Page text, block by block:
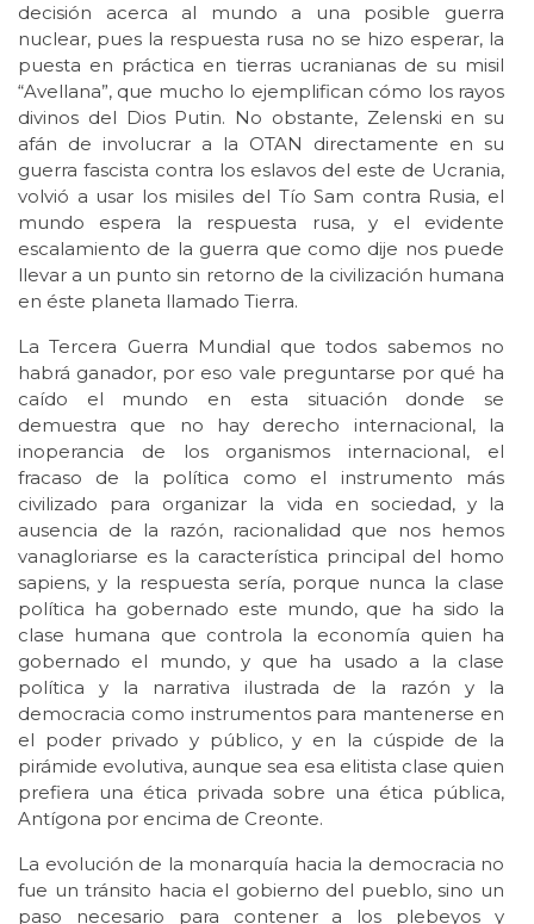
decisión acerca al mundo a una posible guerra
nuclear, pues la respuesta rusa no se hizo esperar, la
puesta en práctica en tierras ucranianas de su misil
“Avellana”, que mucho lo ejemplifican cómo los rayos
divinos del Dios Putin. No obstante, Zelenski en su
afán de involucrar a la OTAN directamente en su
guerra fascista contra los eslavos del este de Ucrania,
volvió a usar los misiles del Tío Sam contra Rusia, el
mundo espera la respuesta rusa, y el evidente
escalamiento de la guerra que como dije nos puede
llevar a un punto sin retorno de la civilización humana
en éste planeta llamado Tierra.
La Tercera Guerra Mundial que todos sabemos no
habrá ganador, por eso vale preguntarse por qué ha
caído el mundo en esta situación donde se
demuestra que no hay derecho internacional, la
inoperancia de los organismos internacional, el
fracaso de la política como el instrumento más
civilizado para organizar la vida en sociedad, y la
ausencia de la razón, racionalidad que nos hemos
vanagloriarse es la característica principal del homo
sapiens, y la respuesta sería, porque nunca la clase
política ha gobernado este mundo, que ha sido la
clase humana que controla la economía quien ha
gobernado el mundo, y que ha usado a la clase
política y la narrativa ilustrada de la razón y la
democracia como instrumentos para mantenerse en
el poder privado y público, y en la cúspide de la
pirámide evolutiva, aunque sea esa elitista clase quien
prefiera una ética privada sobre una ética pública,
Antígona por encima de Creonte.
La evolución de la monarquía hacia la democracia no
fue un tránsito hacia el gobierno del pueblo, sino un
paso necesario para contener a los plebeyos y